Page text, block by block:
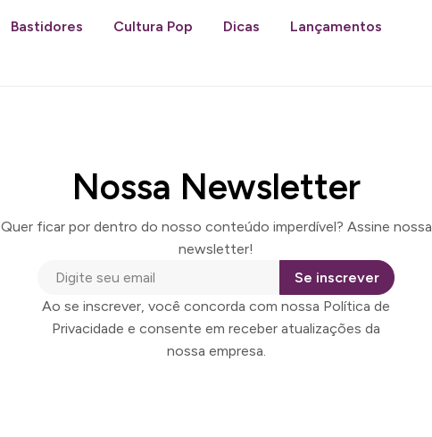
Bastidores Cultura Pop Dicas Lançamentos
Nossa Newsletter
Quer ficar por dentro do nosso conteúdo imperdível? Assine nossa
newsletter!
Se inscrever
Ao se inscrever, você concorda com nossa Política de
Privacidade e consente em receber atualizações da
nossa empresa.